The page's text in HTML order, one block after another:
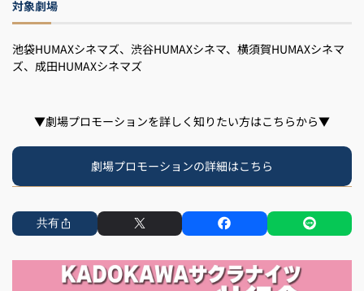
対象劇場
池袋HUMAXシネマズ、渋谷HUMAXシネマ、横須賀HUMAXシネマ
ズ、成田HUMAXシネマズ
▼劇場プロモーションを詳しく知りたい方はこちらから▼
劇場プロモーションの詳細はこちら
共有